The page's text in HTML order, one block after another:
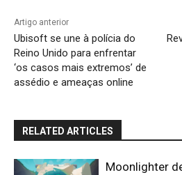
Artigo anterior
Ubisoft se une à polícia do
Reino Unido para enfrentar
‘os casos mais extremos’ de
assédio e ameaças online
RELATED ARTICLES
Moonlighter